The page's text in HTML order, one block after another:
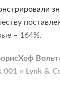
– 164%.
001 и Lynk &